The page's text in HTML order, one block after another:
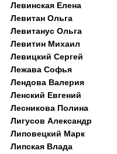
Левинская Елена
Левитан Ольга
Левитанус Ольга
Левитин Михаил
Левицкий Сергей
Лежава Софья
Лендова Валерия
Ленский Евгений
Лесникова Полина
Лигусов Александр
Липовецкий Марк
Липская Влада